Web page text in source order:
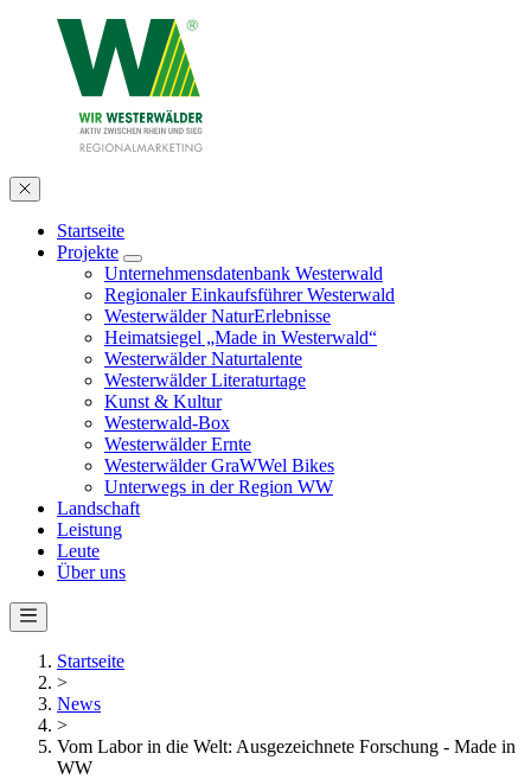
Startseite
Projekte
Unternehmensdatenbank Westerwald
Regionaler Einkaufsführer Westerwald
Westerwälder NaturErlebnisse
Heimatsiegel „Made in Westerwald“
Westerwälder Naturtalente
Westerwälder Literaturtage
Kunst & Kultur
Westerwald-Box
Westerwälder Ernte
Westerwälder GraWWel Bikes
Unterwegs in der Region WW
Landschaft
Leistung
Leute
Über uns
Startseite
>
News
>
Vom Labor in die Welt: Ausgezeichnete Forschung - Made in
WW